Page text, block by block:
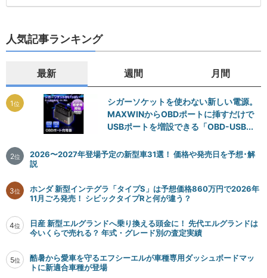
人気記事ランキング
最新 週間 月間
1位
シガーソケットを使わない新しい電源。
MAXWINからOBDポートに挿すだけで
USBポートを増設できる「OBD-USB...
2位
2026〜2027年登場予定の新型車31選！ 価格や発売日を予想･解
説
3位
ホンダ 新型インテグラ「タイプS」は予想価格860万円で2026年
11月ごろ発売！ シビックタイプRと何が違う？
4位
日産 新型エルグランドへ乗り換える頭金に！ 先代エルグランドは
今いくらで売れる？ 年式・グレード別の査定実績
5位
酷暑から愛車を守るエフシーエルが車種専用ダッシュボードマッ
トに新適合車種が登場